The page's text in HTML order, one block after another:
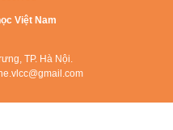
Việt Nam
TP. Hà Nội.